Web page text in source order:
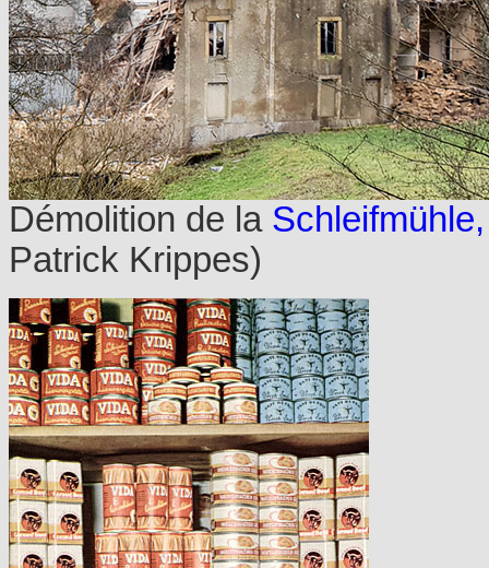
Démolition de la
Patrick Krippes)